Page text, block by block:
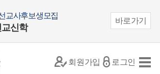
교사후보생모집
신학
바로가기
회원가입 로그인